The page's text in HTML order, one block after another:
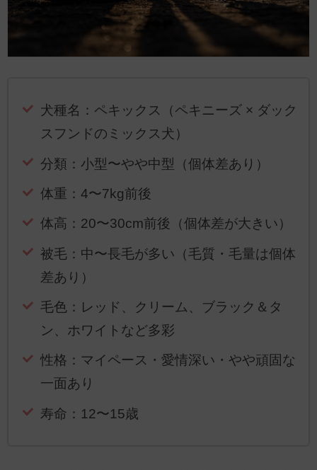
犬種名：ペキックス（ペキニーズ × ダック
スフンドのミックス犬）
分類：小型〜やや中型（個体差あり）
体重：4〜7kg前後
体高：20〜30cm前後（個体差が大きい）
被毛：中〜長毛が多い（毛質・毛量は個体
差あり）
毛色：レッド、クリーム、ブラック＆タ
ン、ホワイトなど多彩
性格：マイペース・愛情深い・やや頑固な
一面あり
寿命：12〜15歳